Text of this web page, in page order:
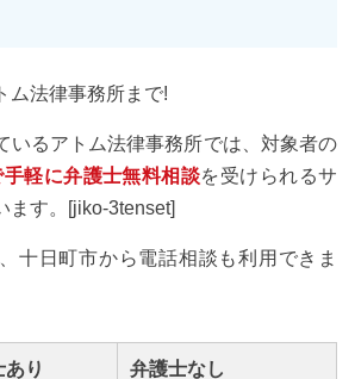
ム法律事務所まで!
いるアトム法律事務所では、対象者の
軽に弁護士無料相談を受けられるサ
ます。[jiko-3tenset]
十日町市から電話相談も利用できま
あり 弁護士なし